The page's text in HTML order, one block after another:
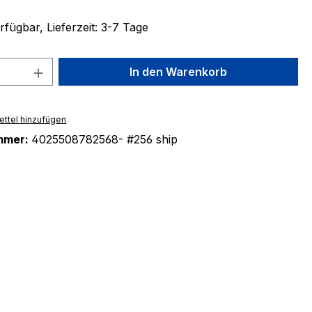
Lieferzeit: 3-7 Tage
Anzahl: Gib den gewünschten Wert
In den Warenkorb
hinzufügen
4025508782568- #256 ship